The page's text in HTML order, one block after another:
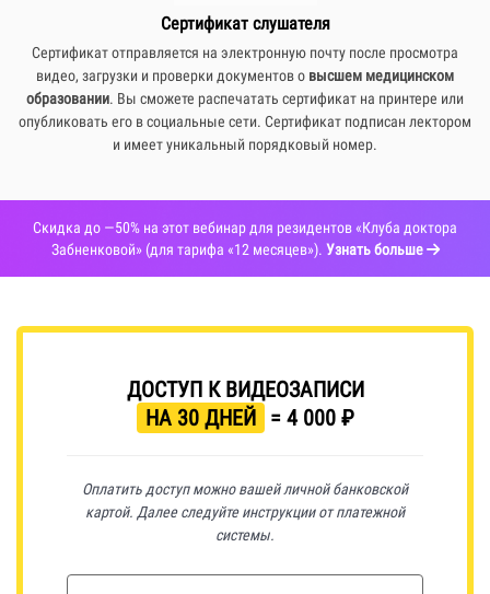
Сертификат слушателя
Сертификат отправляется на электронную почту после просмотра
видео, загрузки и проверки документов о высшем медицинском
образовании. Вы сможете распечатать сертификат на принтере или
опубликовать его в социальные сети. Сертификат подписан лектором
и имеет уникальный порядковый номер.
Скидка до —50% на этот вебинар для резидентов «Клуба доктора
Забненковой» (для тарифа «12 месяцев»). Узнать больше
ДОСТУП К ВИДЕОЗАПИСИ
НА 30 ДНЕЙ
= 4 000 ₽
Оплатить доступ можно вашей личной банковской
картой. Далее следуйте инструкции от платежной
системы.